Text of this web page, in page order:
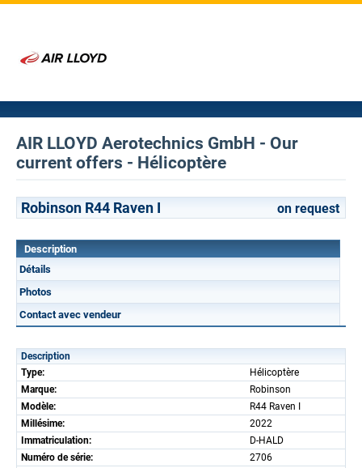
AIR LLOYD Aerotechnics GmbH - Our
current offers - Hélicoptère
Robinson R44 Raven I on request
Description
Détails
Photos
Contact avec vendeur
Description
Type:
Hélicoptère
Marque:
Robinson
Modèle:
R44 Raven I
Millésime:
2022
Immatriculation:
D-HALD
Numéro de série:
2706